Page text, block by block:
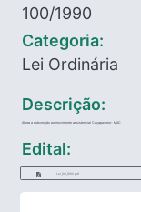
100/1990
Categoria:
Lei Ordinária
Descrição:
Altera a subvenção ao movimento assistencial Caçapavano- MAC
Edital:
Lei_100_1990.pdf